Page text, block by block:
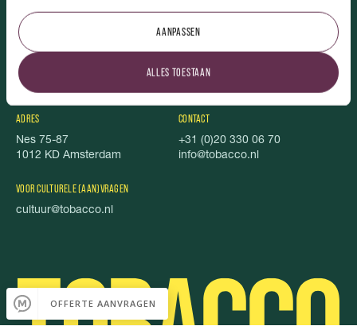
ALLES TOESTAAN
AANPASSEN
Over ons
Vacatures
TOBACCO Magazine
Foodbook
ADRES
Nes 75-87
1012 KD Amsterdam
VOOR CULTURELE (AAN)VRAGEN
cultuur@tobacco.nl
Privacy
CONTACT
+31 (0)20 330 06 70
info@tobacco.nl